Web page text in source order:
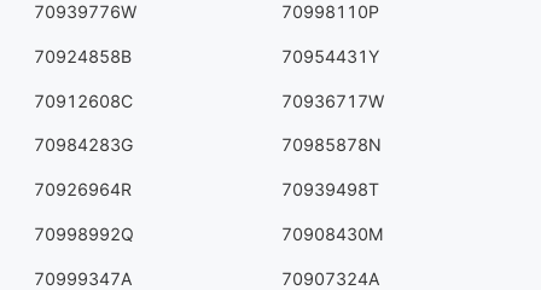
70939776W 70998110P
70924858B 70954431Y
70912608C 70936717W
70984283G 70985878N
70926964R 70939498T
70998992Q 70908430M
70999347A 70907324A